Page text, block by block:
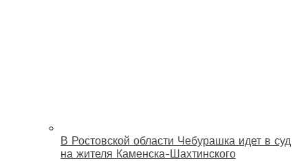
В Ростовской области Чебурашка идет в суд
на жителя Каменска-Шахтинского